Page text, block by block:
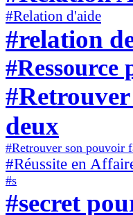
#Relation d'aide
#relation
#Ressource
deux
#Retrouver son pouvoir
#Réussite en
#s
#secret